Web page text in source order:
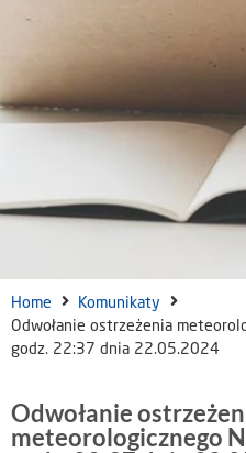
Home
Komunikaty
Odwołanie ostrzeżenia
godz. 22:37 dnia 22.05.2024
Odwołanie
meteorologicznego